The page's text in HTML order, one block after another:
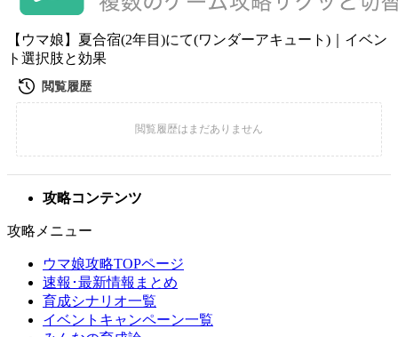
【ウマ娘】夏合宿(2年目)にて(ワンダーアキュート)｜イベン
ト選択肢と効果
攻略コンテンツ
攻略メニュー
ウマ娘攻略TOPページ
速報･最新情報まとめ
育成シナリオ一覧
イベントキャンペーン一覧